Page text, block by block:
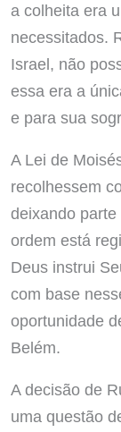
a colheita era
necessitados.
Israel, não
essa era a
e para sua
A Lei de
recolhessem
deixando
ordem está
Deus instrui
com base
oportunidade
Belém.
A decisão de
uma questão